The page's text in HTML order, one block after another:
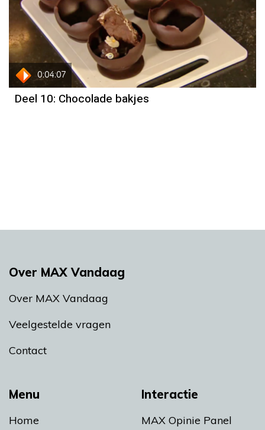
0:04:07
Deel 10: Chocolade bakjes
Menu
Home
Interactie
MAX Opinie Panel
Over MAX Vandaag
Over MAX Vandaag
Veelgestelde vragen
Contact